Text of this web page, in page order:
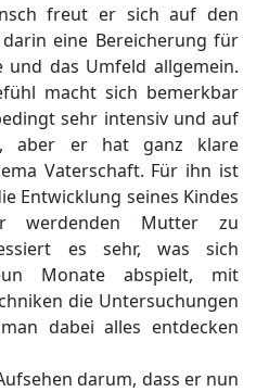
freut er sich auf den
eine Bereicherung für
und das Umfeld allgemein.
macht sich bemerkbar
sehr intensiv und auf
aber er hat ganz klare
Vaterschaft. Für ihn ist
Entwicklung seines Kindes
werdenden Mutter zu
es sehr, was sich
Monate abspielt, mit
die Untersuchungen
dabei alles entdecken
darum, dass er nun